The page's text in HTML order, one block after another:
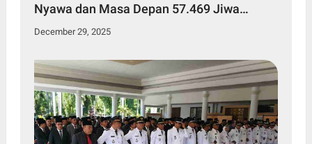
Nyawa dan Masa Depan 57.469 Jiwa
Penduduk Kecamatan Sakra Timur
December 29, 2025